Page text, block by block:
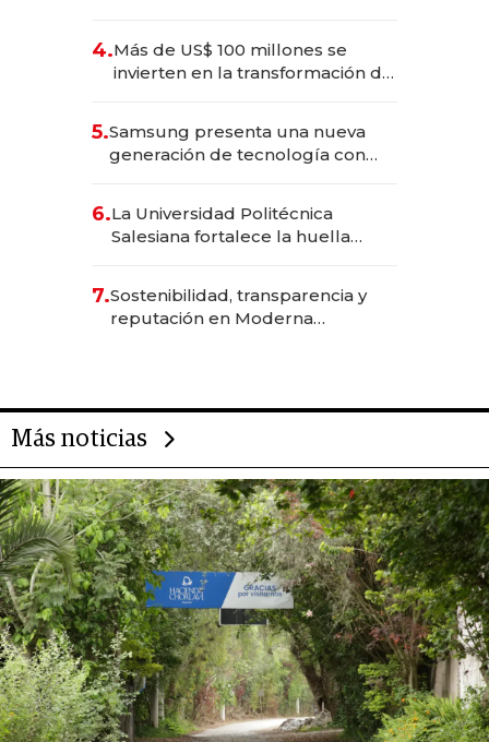
4.Más de US$ 100 millones se
invierten en la transformación de
5.Samsung presenta una nueva
generación de tecnología con
6.La Universidad Politécnica
Salesiana fortalece la huella
7.Sostenibilidad, transparencia y
reputación en Moderna
Más noticias